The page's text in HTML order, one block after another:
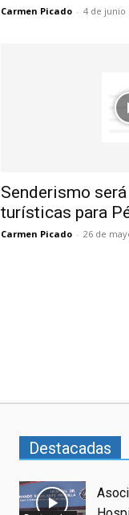
Carmen Picado - 4 de junio
Senderismo
turísticas para
Carmen Picado - 26 de
Destacadas